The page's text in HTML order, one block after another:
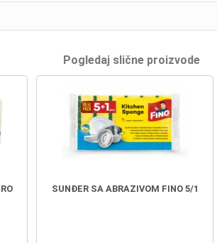
Pogledaj slične proizvode
SUNĐER SA ABRAZIVOM FINO 5/1